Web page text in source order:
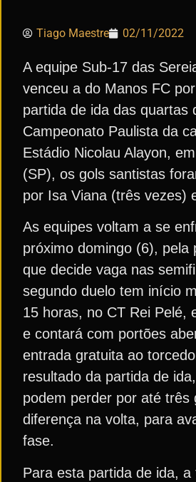
Tiago Maestre 02/11/2022
A equipe Sub-17 das
venceu a do Manos FC
partida de ida das quartas
Campeonato Paulista da
Estádio Nicolau Alayon,
(SP), os gols santistas
por Isa Viana (três vezes)
As equipes voltam a se
próximo domingo (6), pela
que decide vaga nas
segundo duelo tem início
15 horas, no CT Rei Pelé,
e contará com portões
entrada gratuita ao
resultado da partida de
podem perder por até três
diferença na volta, para
fase.
Para esta partida de ida, a